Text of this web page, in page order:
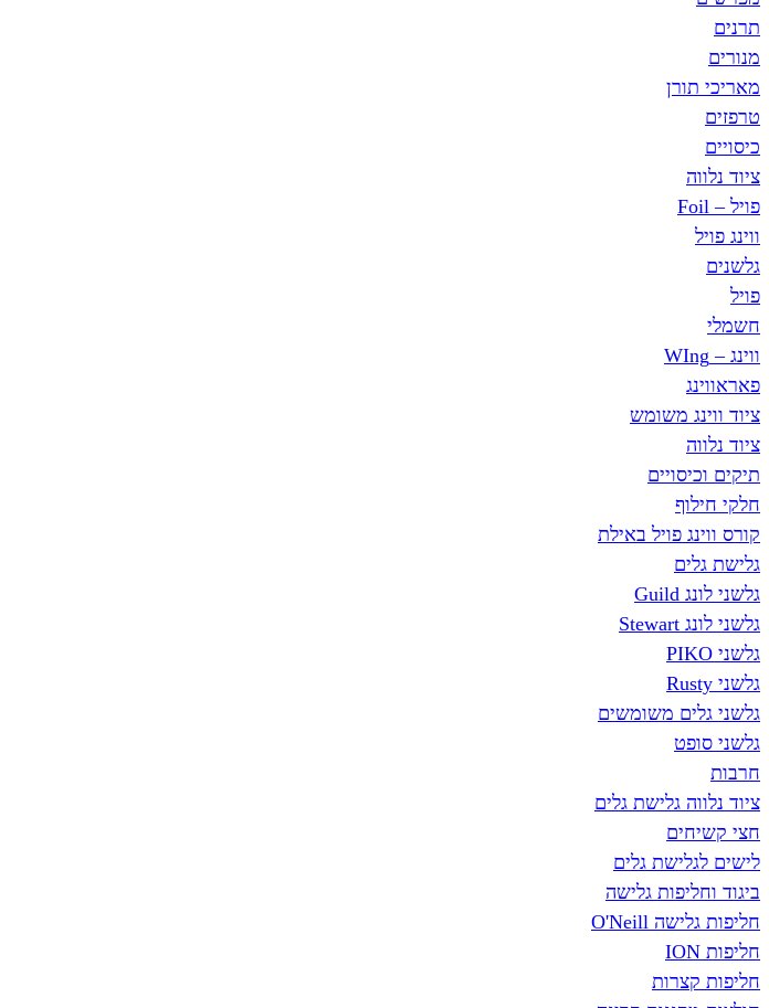
תרנים
מנורים
מאריכי תורן
טרפזים
כיסויים
ציוד נלווה
פויל – Foil
ווינג פויל
גלשנים
פויל
חשמלי
ווינג – WIng
פאראווינג
ציוד ווינג משומש
ציוד נלווה
תיקים וכיסויים
חלקי חילוף
קורס ווינג פויל באילת
גלישת גלים
גלשני לונג Guild
גלשני לונג Stewart
גלשני PIKO
גלשני Rusty
גלשני גלים משומשים
גלשני סופט
חרבות
ציוד נלווה גלישת גלים
חצי קשיחים
לישים לגלישת גלים
ביגוד וחליפות גלישה
חליפות גלישה O'Neill
חליפות ION
חליפות קצרות